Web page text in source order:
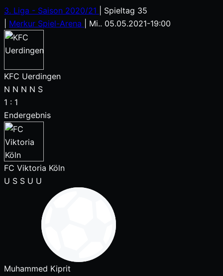
3. Liga - Saison 2020/21
Spieltag 35
Merkur Spiel-Arena Mi.. 05.05.2021-19:00
KFC Uerdingen
N N N N S
1 : 1
Endergebnis
FC Viktoria Köln
U S S U U
Muhammed Kiprit